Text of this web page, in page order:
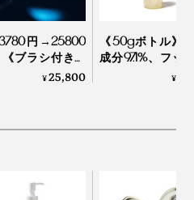
、使用中に、3つの白ランプ
、残りの充電量が白ランプ
と目でわかりやすい。
円→25800
ブラシ付き本
替えブラシヘッ
¥25,800
《50gボトル》
成分97.1%、フッ
発泡剤・研磨剤
¥